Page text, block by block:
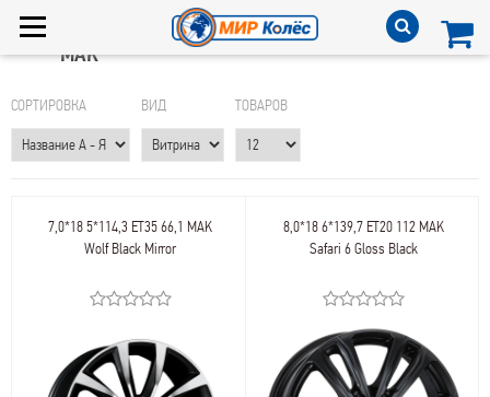
MAK
СОРТИРОВКА ВИД ТОВАРОВ
7,0*18 5*114,3 ET35 66,1 MAK
Wolf Black Mirror
8,0*18 6*139,7 ET20 112 MAK
Safari 6 Gloss Black